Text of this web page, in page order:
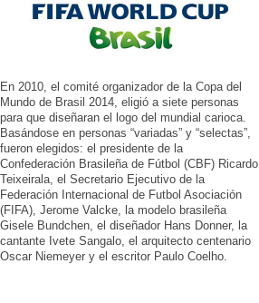
En 2010, el comité organizador de la Copa del
Mundo de Brasil 2014, eligió a siete personas
para que diseñaran el logo del mundial carioca.
Basándose en personas “variadas” y “selectas”,
fueron elegidos: el presidente de la
Confederación Brasileña de Fútbol (CBF) Ricardo
Teixeirala, el Secretario Ejecutivo de la
Federación Internacional de Futbol Asociación
(FIFA), Jerome Valcke, la modelo brasileña
Gisele Bundchen, el diseñador Hans Donner, la
cantante Ivete Sangalo, el arquitecto centenario
Oscar Niemeyer y el escritor Paulo Coelho.